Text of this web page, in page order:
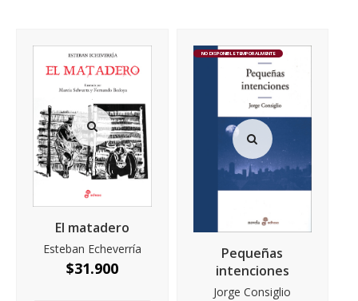
El matadero
Esteban Echeverría
$31.900
NO DISPONIBLE TEMPORALMENTE
Pequeñas
intenciones
Jorge Consiglio